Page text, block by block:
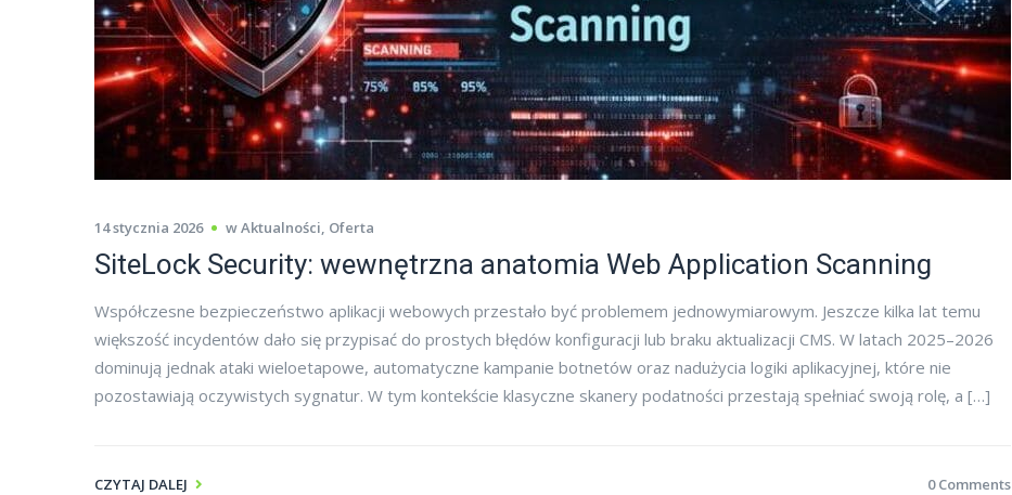
14 stycznia 2026 wAktualności, Oferta
SiteLock Security: wewnętrzna anatomia Web Application Scanning
Współczesne bezpieczeństwo aplikacji webowych przestało być problemem jednowymiarowym. Jeszcze kilka lat temu
większość incydentów dało się przypisać do prostych błędów konfiguracji lub braku aktualizacji CMS. W latach 2025–2026
dominują jednak ataki wieloetapowe, automatyczne kampanie botnetów oraz nadużycia logiki aplikacyjnej, które nie
pozostawiają oczywistych sygnatur. W tym kontekście klasyczne skanery podatności przestają spełniać swoją rolę, a […]
CZYTAJ DALEJ 0 Comments